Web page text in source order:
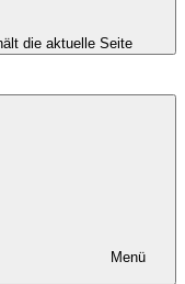
die aktuelle Seite
Menü